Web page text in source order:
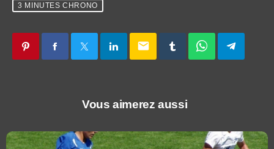
3 MINUTES CHRONO
email
Vous aimerez aussi